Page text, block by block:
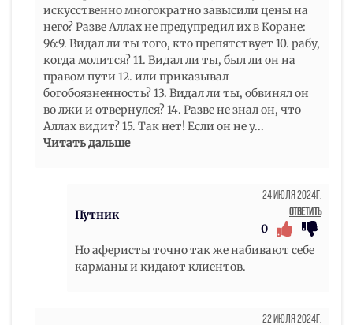
искусственно многократно завысили цены на
него? Разве Аллах не предупредил их в Коране:
96:9. Видал ли ты того, кто препятствует 10. рабу,
когда молится? 11. Видал ли ты, был ли он на
правом пути 12. или приказывал
богобоязненность? 13. Видал ли ты, обвинял он
во лжи и отвернулся? 14. Разве не знал он, что
Аллах видит? 15. Так нет! Если он не у...
Читать дальше
Путник
24 Июля 2024г.
Ответить
0
Но аферисты точно так же набивают себе
карманы и кидают клиентов.
22 Июля 2024г.